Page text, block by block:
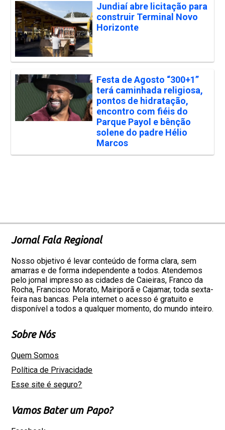
Jundiaí abre licitação para
construir Terminal Novo
Horizonte
Festa de Agosto “300+1”
terá caminhada religiosa,
pontos de hidratação,
encontro com fiéis do
Parque Payol e bênção
solene do padre Hélio
Marcos
Jornal Fala Regional
Nosso objetivo é levar conteúdo de forma clara, sem
amarras e de forma independente a todos. Atendemos
pelo jornal impresso as cidades de Caieiras, Franco da
Rocha, Francisco Morato, Mairiporã e Cajamar, toda sexta-
feira nas bancas. Pela internet o acesso é gratuito e
disponível a todos a qualquer momento, do mundo inteiro.
Sobre Nós
Quem Somos
Política de Privacidade
Esse site é seguro?
Vamos Bater um Papo?